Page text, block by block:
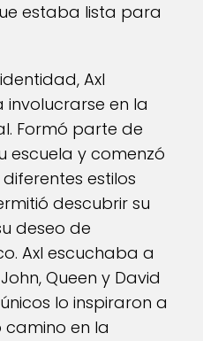
estaba lista para
Axl
en la
Formó parte de
escuela y comenzó
estilos
descubrir su
deseo de
Axl escuchaba a
Queen y David
lo inspiraron a
en la